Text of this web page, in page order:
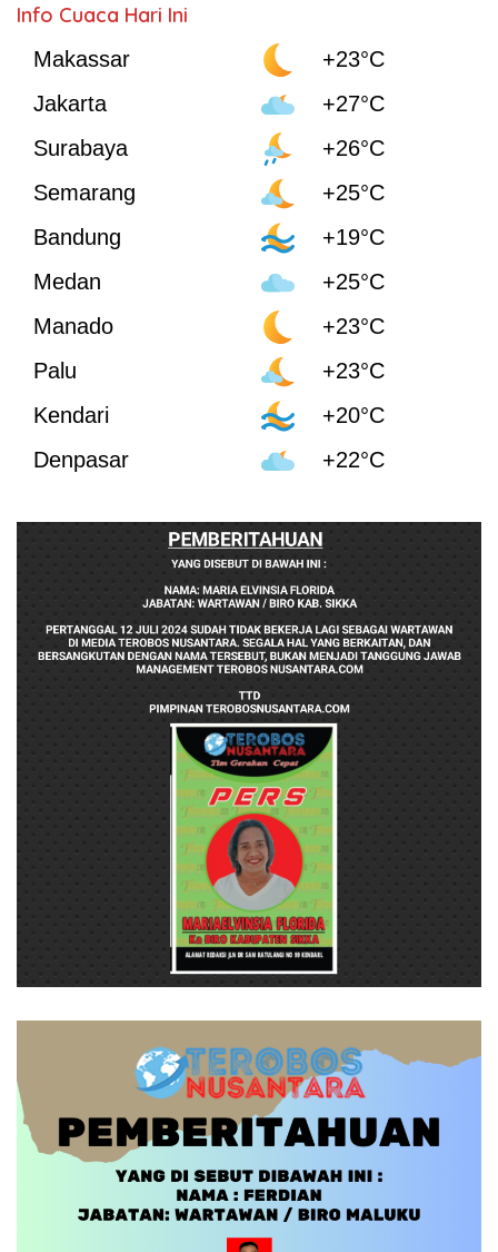
Info Cuaca Hari Ini
Makassar
+23°C
Jakarta
+27°C
Surabaya
+26°C
Semarang
+25°C
Bandung
+19°C
Medan
+25°C
Manado
+23°C
Palu
+23°C
Kendari
+20°C
Denpasar
+22°C